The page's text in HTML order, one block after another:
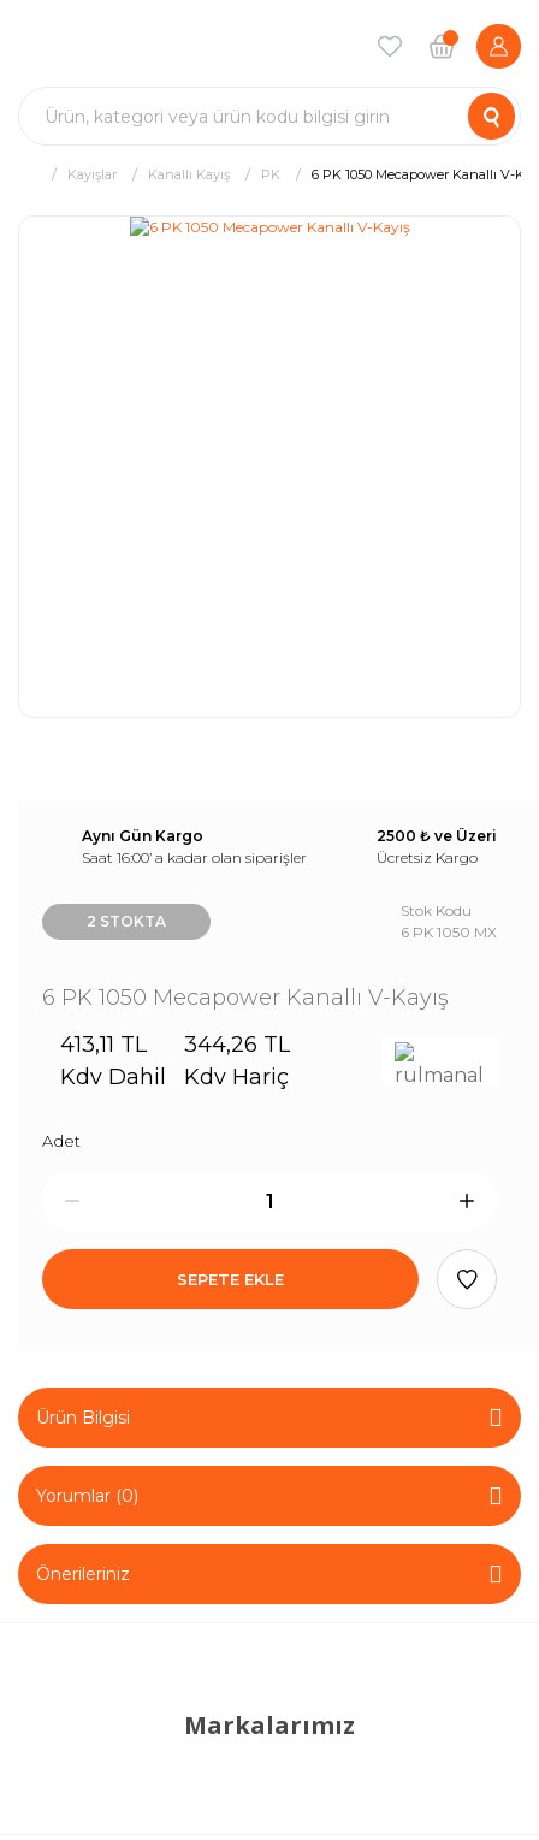
Kayışlar Kanallı Kayış PK 6 PK 1050 Mecapower Kanallı V-
Aynı Gün Kargo
Saat 16:00’ a kadar olan siparişler
2500 ₺ ve Üzeri
Ücretsiz Kargo
2 STOKTA
Stok Kodu
6 PK 1050 MX
6 PK 1050 Mecapower Kanallı V-Kayış
413,11 TL
Kdv Dahil
344,26 TL
Kdv Hariç
Adet
SEPETE EKLE
Ürün Bilgisi
Yorumlar (0)
Önerileriniz
Markalarımız